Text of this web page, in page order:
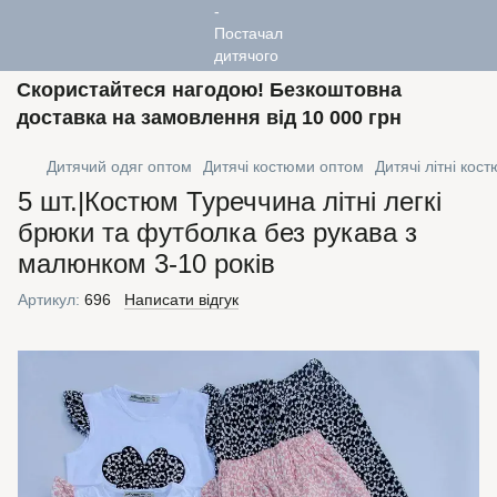
Скористайтеся нагодою! Безкоштовна
доставка на замовлення від 10 000 грн
Дитячий одяг оптом Дитячі костюми оптом Дитячі літні
5 шт.|Костюм Туреччина літні легкі
брюки та футболка без рукава з
малюнком 3-10 років
Артикул: 696 Написати відгук